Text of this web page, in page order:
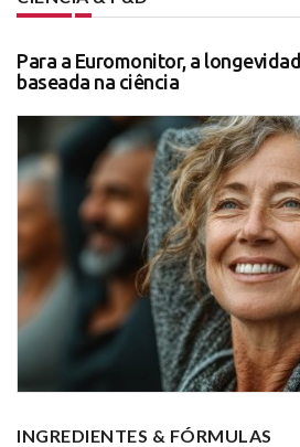
Para a Euromonitor, a
baseada na ciência
INGREDIENTES & FÓRMULAS